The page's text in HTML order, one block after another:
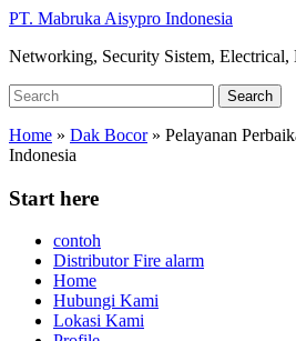
Skip
main
PT. Mabruka Aisypro Indonesia
Networking, Security Sistem,
Search
for:
Search
Home » Dak Bocor» Pelayanan
Indonesia
Start here
contoh
Distributor Fire alarm
Home
Hubungi Kami
Lokasi Kami